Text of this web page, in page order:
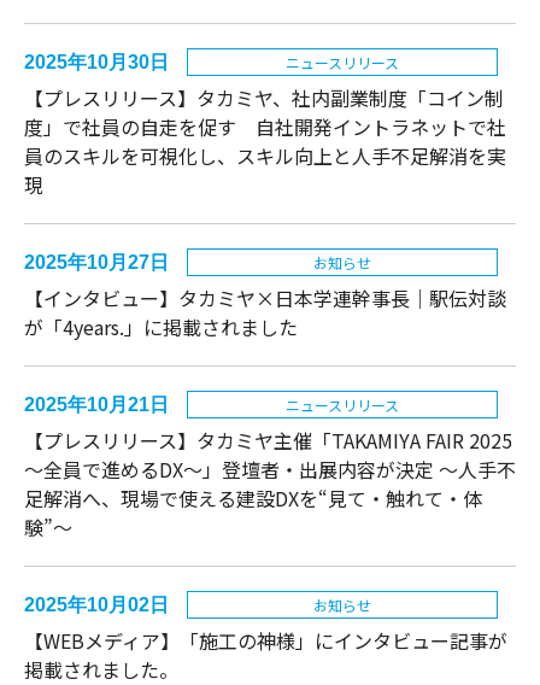
2025年10月30日 ニュースリリース
【プレスリリース】タカミヤ、社内副業制度「コイン制
度」で社員の自走を促す 自社開発イントラネットで社
員のスキルを可視化し、スキル向上と人手不足解消を実
現
2025年10月27日 お知らせ
【インタビュー】タカミヤ×日本学連幹事長｜駅伝対談
が「4years.」に掲載されました
2025年10月21日 ニュースリリース
【プレスリリース】タカミヤ主催「TAKAMIYA FAIR 2025
～全員で進めるDX～」登壇者・出展内容が決定 〜人手不
足解消へ、現場で使える建設DXを“見て・触れて・体
験”〜
2025年10月02日 お知らせ
【WEBメディア】「施工の神様」にインタビュー記事が
掲載されました。